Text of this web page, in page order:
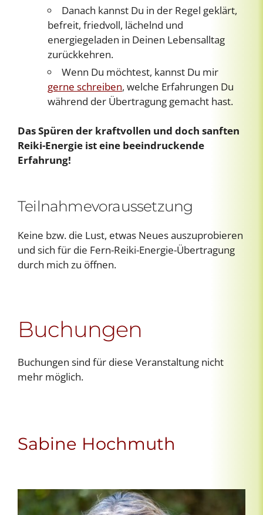
Danach kannst Du in der Regel geklärt,
befreit, friedvoll, lächelnd und
energiegeladen in Deinen Lebensalltag
zurückkehren.
Wenn Du möchtest, kannst Du mir
gerne schreiben, welche Erfahrungen Du
während der Übertragung gemacht hast.
Das Spüren der kraftvollen und doch sanften
Reiki-Energie ist eine beeindruckende
Erfahrung!
Teilnahmevoraussetzung
Keine bzw. die Lust, etwas Neues auszuprobieren
und sich für die Fern-Reiki-Energie-Übertragung
durch mich zu öffnen.
Buchungen
Buchungen sind für diese Veranstaltung nicht
mehr möglich.
Sabine Hochmuth